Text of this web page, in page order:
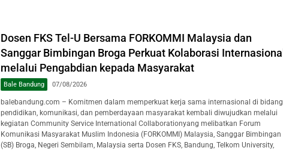
Dosen FKS Tel-U Bersama FORKOMMI Malaysia dan
Sanggar Bimbingan Broga Perkuat Kolaborasi Internasional
melalui Pengabdian kepada Masyarakat
Bale Bandung 07/08/2026
balebandung.com – Komitmen dalam memperkuat kerja sama internasional di bidang
pendidikan, komunikasi, dan pemberdayaan masyarakat kembali diwujudkan melalui
kegiatan Community Service International Collaborationyang melibatkan Forum
Komunikasi Masyarakat Muslim Indonesia (FORKOMMI) Malaysia, Sanggar Bimbingan
(SB) Broga, Negeri Sembilam, Malaysia serta Dosen FKS, Bandung, Telkom University,